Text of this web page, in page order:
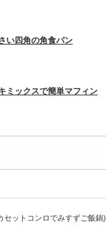
い四角の角食パン
ミックスで簡単マフィン
セットコンロでみすずご飯鍋)